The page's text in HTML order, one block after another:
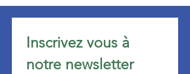
Inscrivez vous à
notre newsletter